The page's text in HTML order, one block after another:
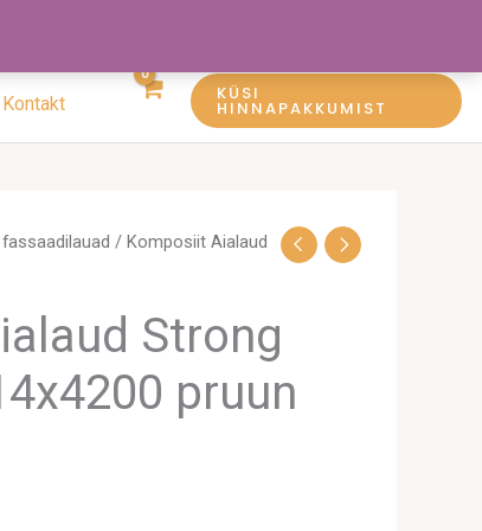
Kontakt KÜSI
HINNAPAKKUMIST
/ Komposiit Aialaud
Strong
pruun